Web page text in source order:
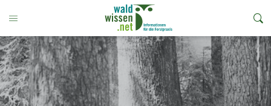
Toggle Menu